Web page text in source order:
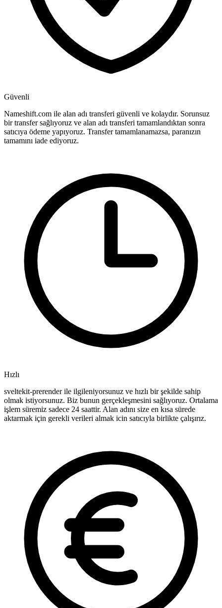
Güvenli
Nameshift.com ile alan adı transferi güvenli ve kolaydır. Sorunsuz
bir transfer sağlıyoruz ve alan adı transferi tamamlandıktan sonra
satıcıya ödeme yapıyoruz. Transfer tamamlanamazsa, paranızın
tamamını iade ediyoruz.
Hızlı
sveltekit-prerender ile ilgileniyorsunuz ve hızlı bir şekilde sahip
olmak istiyorsunuz. Biz bunun gerçekleşmesini sağlıyoruz. Ortalama
işlem süremiz sadece 24 saattir. Alan adını size en kısa sürede
aktarmak için gerekli verileri almak icin satıcıyla birlikte çalışırız.